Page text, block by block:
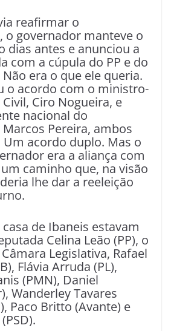
reafirmar o
o governador manteve o
dias antes e anunciou a
com a cúpula do PP e do
era o que ele queria.
o acordo com o ministro-
Ciro Nogueira, e
nacional do
Pereira, ambos
acordo duplo. Mas o
era a aliança com
caminho que, na visão
lhe dar a reeleição
de Ibaneis estavam
Celina Leão (PP), o
Legislativa, Rafael
Flávia Arruda (PL),
(PMN), Daniel
Wanderley Tavares
Paco Britto (Avante) e